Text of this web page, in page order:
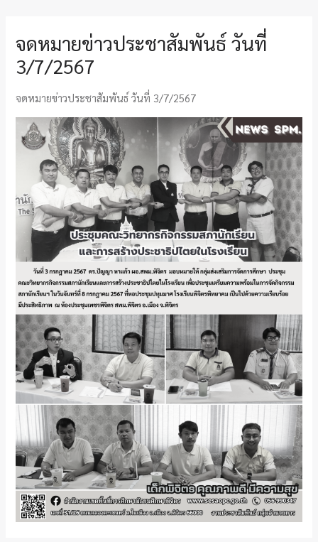
จดหมายข่าวประชาสัมพันธ์ วันที่
3/7/2567
จดหมายข่าวประชาสัมพันธ์ วันที่ 3/7/2567